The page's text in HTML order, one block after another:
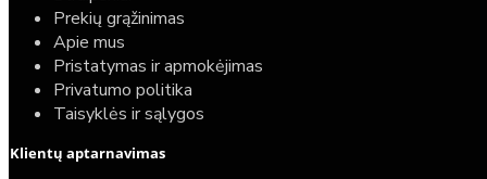
Prekių grąžinimas
Apie mus
Pristatymas ir apmokėjimas
Privatumo politika
Taisyklės ir sąlygos
Klientų aptarnavimas